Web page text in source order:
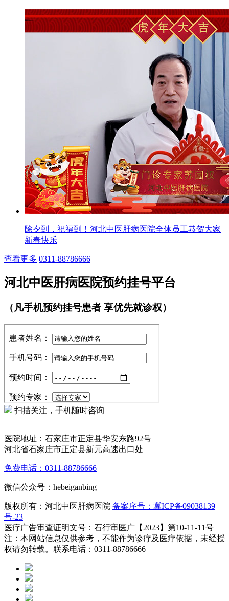
除夕到，祝福到！河北中医肝病医院全体员工恭贺大家
新春快乐
查看更多 0311-88786666
河北中医肝病医院预约挂号平台
（凡手机预约挂号患者 享优先就诊权）
扫描关注，手机随时咨询
医院地址：石家庄市正定县华安东路92号
河北省石家庄市正定县新元高速出口处
免费电话：0311-88786666
微信公众号：hebeiganbing
版权所有：河北中医肝病医院 备案序号：冀ICP备09038139
号-23
医疗广告审查证明文号：石行审医广【2023】第10-11-11号
注：本网站信息仅供参考，不能作为诊疗及医疗依据，未经授
权请勿转载。联系电话：0311-88786666